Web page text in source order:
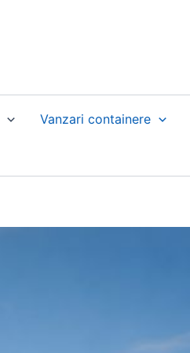
Vanzari containere